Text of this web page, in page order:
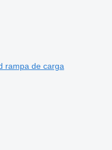
rampa de carga